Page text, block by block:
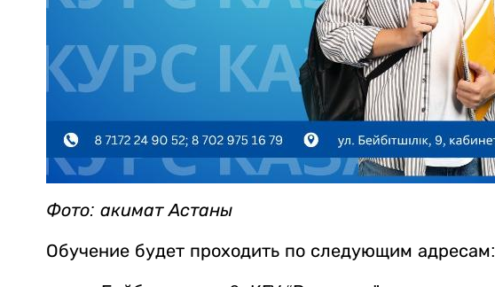
Фото: акимат Астаны
Обучение будет проходить по следующим адресам: